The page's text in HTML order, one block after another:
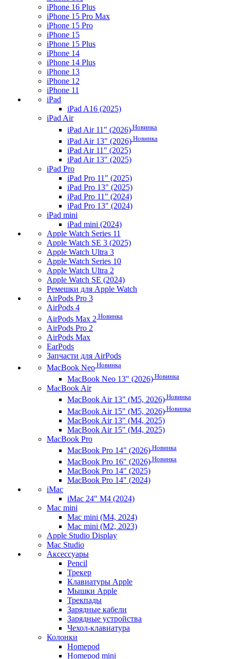
iPhone 16 Plus
iPhone 15 Pro Max
iPhone 15 Pro
iPhone 15
iPhone 15 Plus
iPhone 14
iPhone 14 Plus
iPhone 13
iPhone 12
iPhone 11
iPad
iPad A16 (2025)
iPad Air
iPad Air 11" (2026) Новинка
iPad Air 13" (2026) Новинка
iPad Air 11" (2025)
iPad Air 13" (2025)
iPad Pro
iPad Pro 11" (2025)
iPad Pro 13" (2025)
iPad Pro 11" (2024)
iPad Pro 13" (2024)
iPad mini
iPad mini (2024)
Apple Watch Series 11
Apple Watch SE 3 (2025)
Apple Watch Ultra 3
Apple Watch Series 10
Apple Watch Ultra 2
Apple Watch SE (2024)
Ремешки для Apple Watch
AirPods Pro 3
AirPods 4
AirPods Max 2 Новинка
AirPods Pro 2
AirPods Max
EarPods
Запчасти для AirPods
MacBook Neo Новинка
MacBook Neo 13" (2026) Новинка
MacBook Air
MacBook Air 13" (M5, 2026) Новинка
MacBook Air 15" (M5, 2026) Новинка
MacBook Air 13" (M4, 2025)
MacBook Air 15" (M4, 2025)
MacBook Pro
MacBook Pro 14" (2026) Новинка
MacBook Pro 16" (2026) Новинка
MacBook Pro 14" (2025)
MacBook Pro 14" (2024)
iMac
iMac 24" M4 (2024)
Mac mini
Mac mini (M4, 2024)
Mac mini (M2, 2023)
Apple Studio Display
Mac Studio
Аксессуары
Pencil
Трекер
Клавиатуры Apple
Мышки Apple
Трекпады
Зарядные кабели
Зарядные устройства
Чехол-клавиатура
Колонки
Homepod
Homepod mini